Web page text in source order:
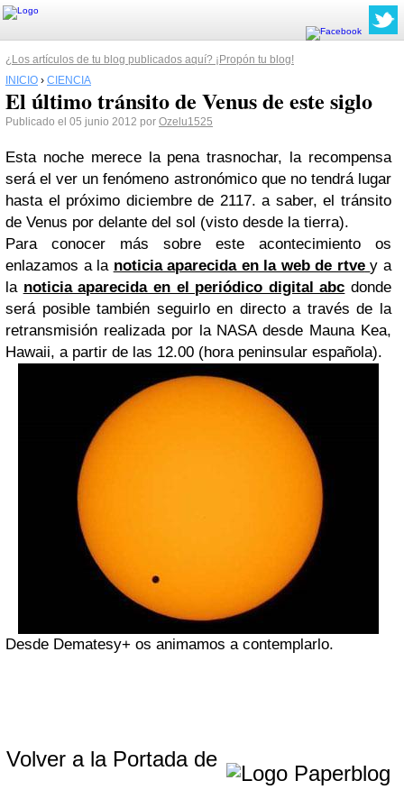
¿Los artículos de tu blog publicados aquí? ¡Propón tu blog!
INICIO › CIENCIA
El último tránsito de Venus de este siglo
Publicado el 05 junio 2012 por Ozelu1525
Esta noche merece la pena trasnochar, la recompensa
será el ver un fenómeno astronómico que no tendrá lugar
hasta el próximo diciembre de 2117. a saber, el tránsito
de Venus por delante del sol (visto desde la tierra).
Para conocer más sobre este acontecimiento os
enlazamos a la noticia aparecida en la web de rtve y a
la noticia aparecida en el periódico digital abc donde
será posible también seguirlo en directo a través de la
retransmisión realizada por la NASA desde Mauna Kea,
Hawaii, a partir de las 12.00 (hora peninsular española).
Desde Dematesy+ os animamos a contemplarlo.
Volver a la Portada de